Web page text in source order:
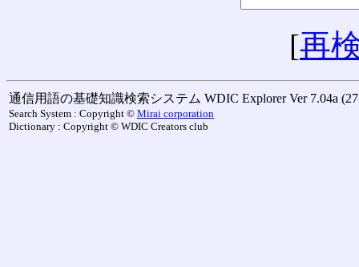
[再
通信用語の基礎知識検索システム WDIC Explorer Ver 7.04a
Search System : Copyright © Mirai corporation
Dictionary : Copyright © WDIC Creators club